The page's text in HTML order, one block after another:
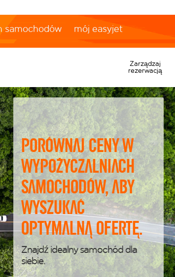
samochodów mój easyjet
Zarządzaj
rezerwacją
Porównaj ceny w
wypożyczalniach
samochodów, aby
wyszukać
optymalną ofertę.
Znajdź idealny samochód dla
siebie.